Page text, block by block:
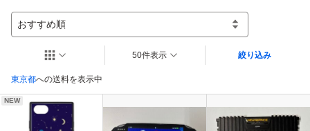
おすすめ順
東京都への送料を表示中
50件表示 絞り込み
NEW